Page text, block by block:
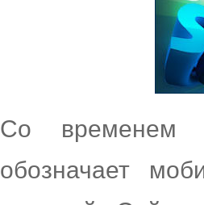
Со временем
обозначает